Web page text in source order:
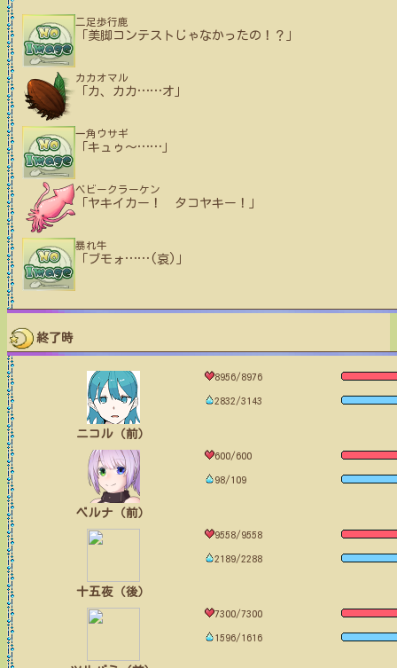
二足歩行鹿
「美脚コンテストじゃなかったの！？」
カカオマル
「カ、カカ……オ」
一角ウサギ
「キュゥ〜……
ベビークラーケン
「ヤキイカー！ タコヤキー！」
暴れ牛
「ブモォ …… (哀)」
終了時
ニコル（前）
8956/8976
2832/3143
ベルナ（前）
600/600
98/109
十五夜（後）
9558/9558
2189/2288
7300/7300
1596/1616